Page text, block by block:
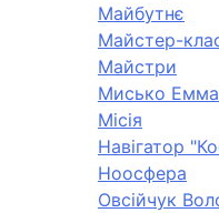
Майбутнє
Майстер-
Майстри
Мисько
Місія
Навігатор
Ноосфера
Овсійчук